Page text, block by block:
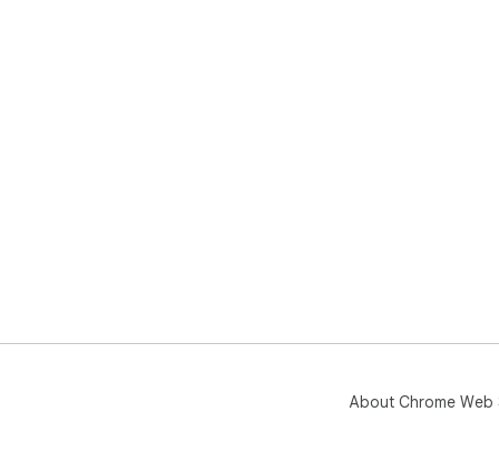
About Chrome Web